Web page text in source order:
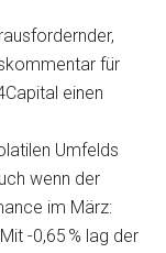
für
einen
Umfelds
wenn der
im März:
-0,65 % lag der